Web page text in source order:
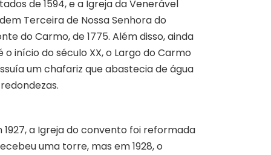
de 1594, e a Igreja da Venerável
Terceira de Nossa Senhora do
do Carmo, de 1775. Além disso, ainda
o início do século XX, o Largo do Carmo
um chafariz que abastecia de água
1927, a Igreja do convento foi reformada
uma torre, mas em 1928, o